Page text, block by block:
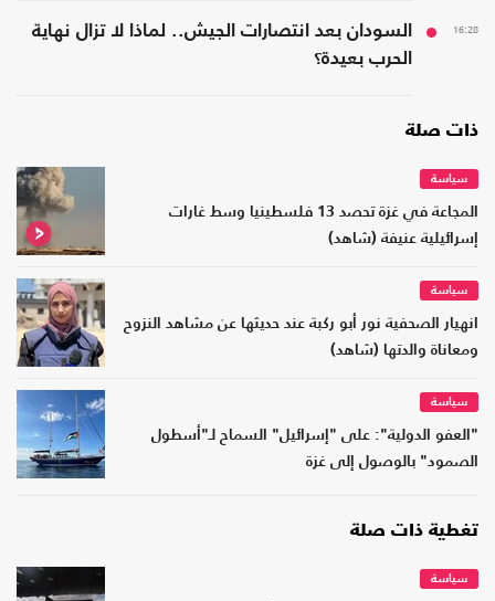
16:28
السودان بعد انتصارات الجيش.. لماذا لا تزال نهاية
الحرب بعيدة؟
ذات صلة
سياسة
المجاعة في غزة تحصد 13 فلسطينيا وسط غارات
إسرائيلية عنيفة (شاهد)
سياسة
انهيار الصحفية نور أبو ركبة عند حديثها عن مشاهد النزوح
ومعاناة والدتها (شاهد)
سياسة
"العفو الدولية": على "إسرائيل" السماح لـ"أسطول
الصمود" بالوصول إلى غزة
تغطية ذات صلة
سياسة